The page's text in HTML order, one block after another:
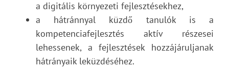
a digitális környezeti fejlesztésekhez,
a hátránnyal küzdő tanulók is a
kompetenciafejlesztés aktív részesei
lehessenek, a fejlesztések hozzájáruljanak
hátrányaik leküzdéséhez.